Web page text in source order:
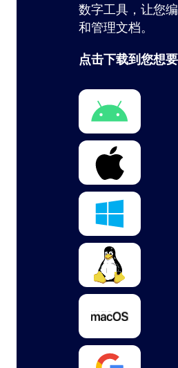
数字工具，让您
和管理文档。
点击下载到您想要